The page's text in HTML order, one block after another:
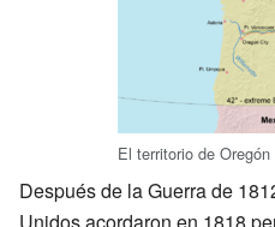
El territorio de Oregón
Después de la Guerra de